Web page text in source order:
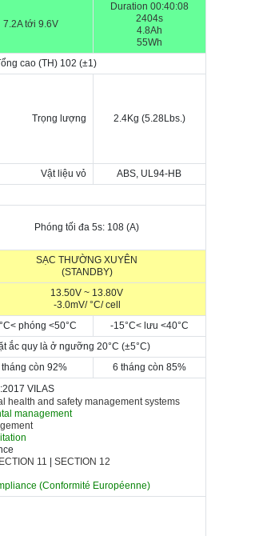
7.2A tới 9.6V
Duration 00:40:08
2404s
4.8Ah
55Wh
cao (TH) 102 (±1)
Trọng lượng
2.4Kg (5.28Lbs.)
Vật liệu vỏ
ABS, UL94-HB
Phóng tối đa 5s: 108 (A)
SẠC THƯỜNG XUYÊN
(STANDBY)
13.50V ~ 13.80V
-3.0mV/°C/ cell
< phóng <50°C -15°C< l ưu <40°C
ắc quy là ở ngưỡng 20°C (±5°C)
tháng còn 92% 6 tháng còn 85%
VILAS
health and safety management systems
management
11
SECTION 12
(Conformité Européenne)